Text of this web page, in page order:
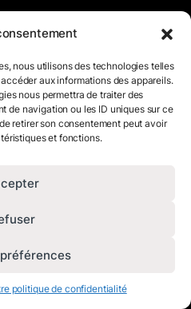
nous utilisons des technologies telles
aux informations des appareils.
nous permettra de traiter des
de navigation ou les ID uniques sur ce
retirer son consentement peut avoir
et fonctions.
politique de confidentialité